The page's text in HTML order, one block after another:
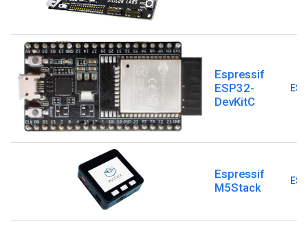
Espressif
ESP32-
DevKitC
Espressif
M5Stack